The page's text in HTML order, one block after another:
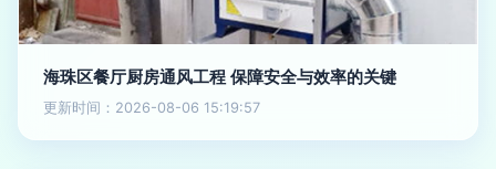
海珠区餐厅厨房通风工程 保障安全与效率的关键
更新时间：2026-08-06 15:19:57